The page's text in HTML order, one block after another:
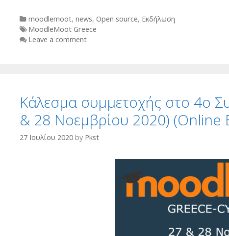
Categories
moodlemoot, news, Open source, Εκδήλωση
Tags
MoodleMoot Greece
Leave a comment
Κάλεσμα συμμετοχής στο 4ο
& 28 Νοεμβρίου 2020) (Online
27 Ιουλίου 2020 by Pkst